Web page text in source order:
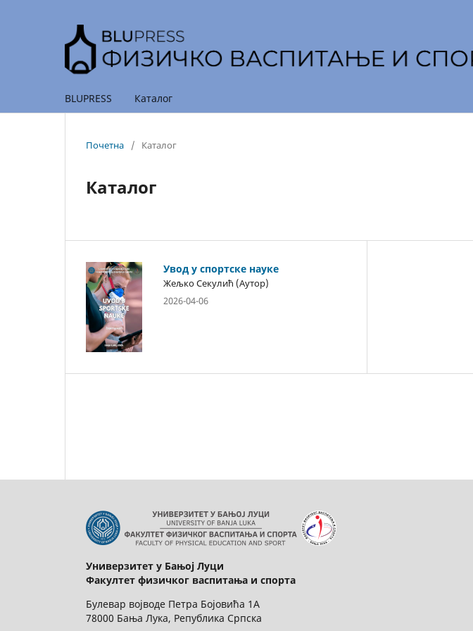
BLUPRESS Каталог
Почетна / Каталог
Каталог
Увод у спортске науке
Жељко Секулић (Аутор)
2026-04-06
Универзитет у Бањој Луци
Факултет физичког васпитања и спорта
Булевар војводе Петра Бојовића 1А
78000 Бања Лука, Република Српска